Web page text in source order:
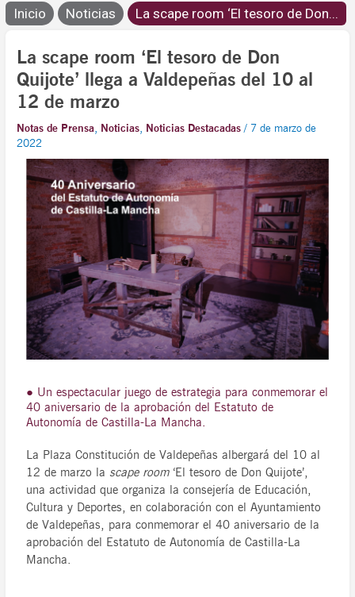
Inicio Noticias La scape room ‘El tesoro de Don...
La scape room ‘El tesoro de Don
Quijote’ llega a Valdepeñas del 10 al
12 de marzo
Notas de Prensa, Noticias, Noticias Destacadas / 7 de marzo de
2022
● Un espectacular juego de estrategia para conmemorar el
40 aniversario de la aprobación del Estatuto de
Autonomía de Castilla-La Mancha.
La Plaza Constitución de Valdepeñas albergará del 10 al
12 de marzo lascape room‘El tesoro de Don Quijote’,
una actividad que organiza la consejería de Educación,
Cultura y Deportes, en colaboración con el Ayuntamiento
de Valdepeñas, para conmemorar el 40 aniversario de la
aprobación del Estatuto de Autonomía de Castilla-La
Mancha.